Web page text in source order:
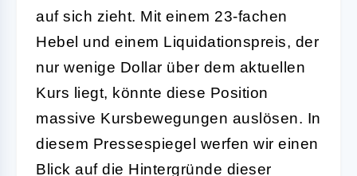
auf sich zieht. Mit einem 23-fachen
Hebel und einem Liquidationspreis, der
nur wenige Dollar über dem aktuellen
Kurs liegt, könnte diese Position
massive Kursbewegungen auslösen. In
diesem Pressespiegel werfen wir einen
Blick auf die Hintergründe dieser